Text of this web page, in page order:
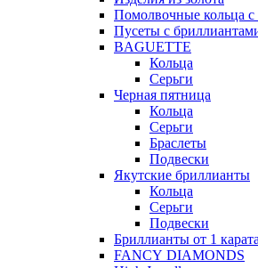
Помолвочные кольца с
Пусеты с
BAGUETTE
Кольца
Серьги
Черная пятница
Кольца
Серьги
Браслеты
Подвески
Якутские бриллианты
Кольца
Серьги
Подвески
Бриллианты от 1 карата
FANCY DIAMONDS